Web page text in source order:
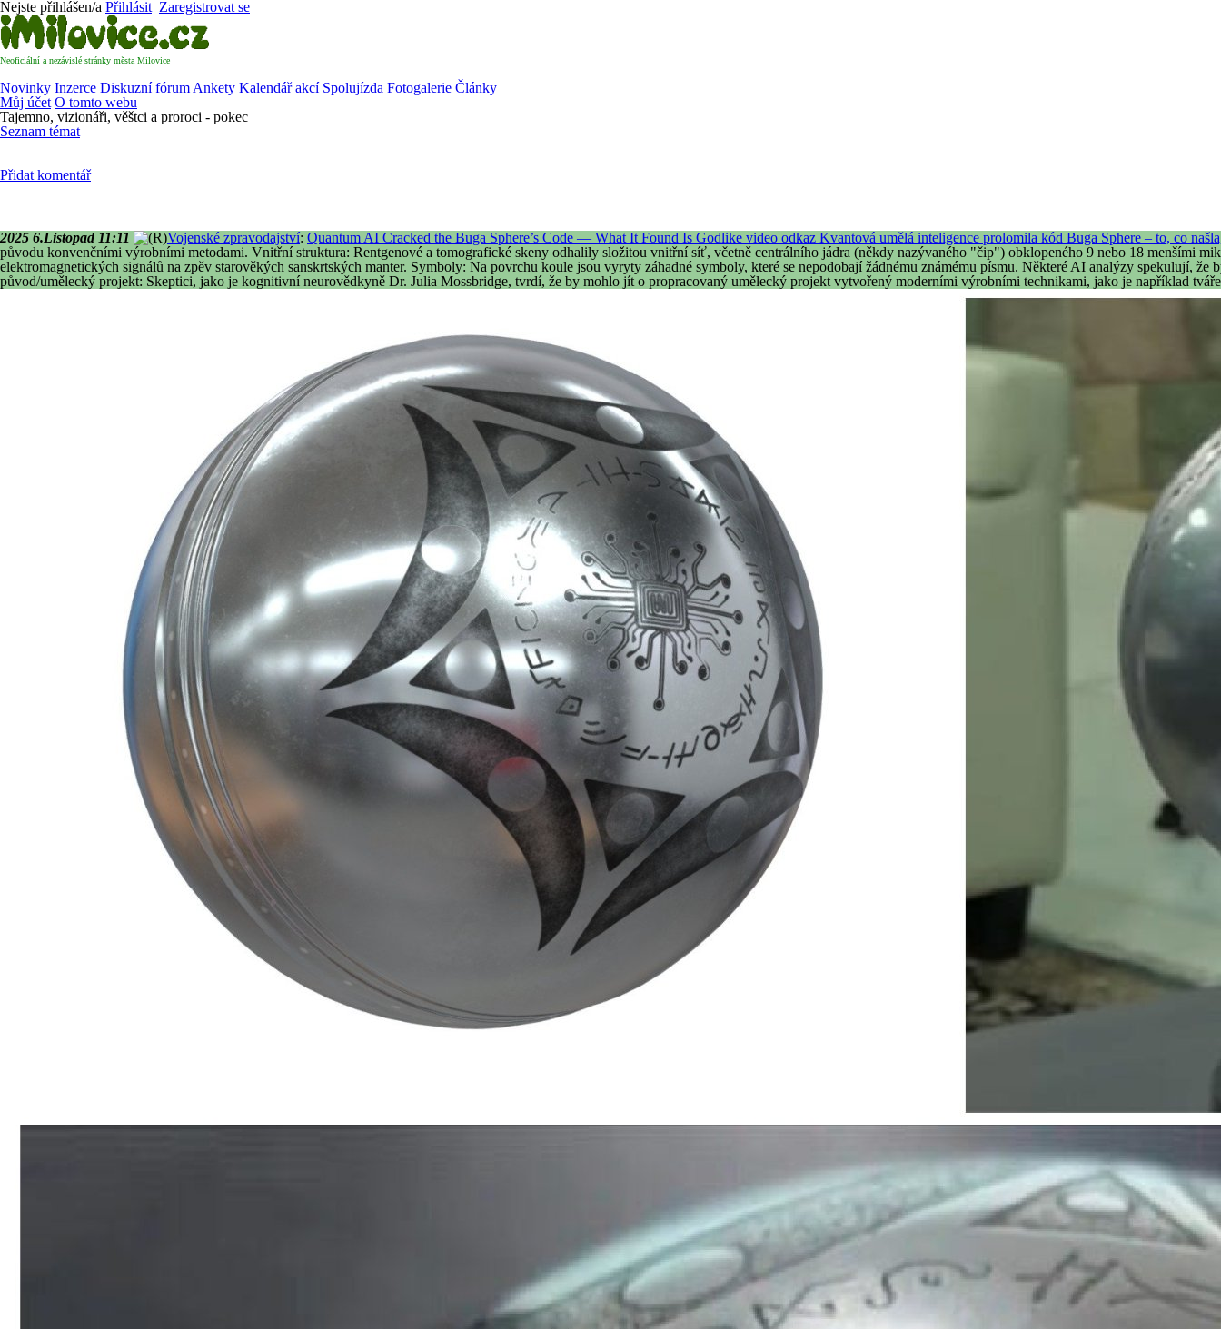
Nejste přihlášen/a Přihlásit Zaregistrovat se
Neoficiální a nezávislé stránky města Milovice
Novinky Inzerce Diskuzní fórum Ankety Kalendář akcí Spolujízda Fotogalerie Články
Můj účet O tomto webu
Tajemno, vizionáři, věštci a proroci - pokec
Seznam témat
Přidat komentář
2025 6.Listopad 11:11 Vojenské zpravodajství: Quantum AI Cracked the Buga Sphere’s Code — What It Found Is Godlike video odkaz Kvantová umělá inteligence prolomila kód Buga Sphere – to, co
původu konvenčními výrobními metodami. Vnitřní struktura: Rentgenové a tomografické skeny odhalily složitou vnitřní síť, včetně centrálního jádra (někdy nazývaného "čip") obklopeného 9 nebo 18 menšími
elektromagnetických signálů na zpěv starověkých sanskrtských manter. Symboly: Na povrchu koule jsou vyryty záhadné symboly, které se nepodobají žádnému známému písmu. Některé AI analýzy spekulují,
původ/umělecký projekt: Skeptici, jako je kognitivní neurovědkyně Dr. Julia Mossbridge, tvrdí, že by mohlo jít o propracovaný umělecký projekt vytvořený moderními výrobními technikami, jako je například